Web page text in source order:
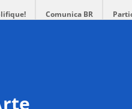
Comunica BR